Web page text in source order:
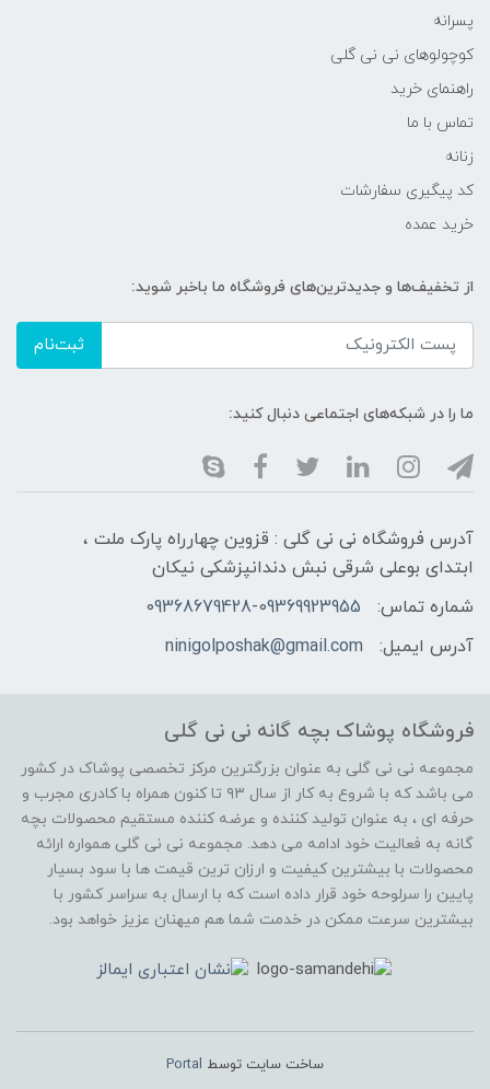
پسرانه
کوچولوهای نی نی گلی
راهنمای خرید
تماس با ما
زنانه
کد پیگیری سفارشات
خرید عمده
از تخفیف‌ها و جدیدترین‌های فروشگاه ما باخبر شوید:
ثبت‌نام
ما را در شبکه‌های اجتماعی دنبال کنید:
آدرس فروشگاه نی نی گلی : قزوین چهارراه پارک ملت ،
ابتدای بوعلی شرقی نبش دندانپزشکی نیکان
شماره تماس:
09368679428-09369923955
آدرس ایمیل:
ninigolposhak@gmail.com
فروشگاه پوشاک بچه گانه نی نی گلی
مجموعه نی نی گلی به عنوان بزرگترین مرکز تخصصی پوشاک در کشور
می باشد که با شروع به کار از سال ۹۳ تا کنون همراه با کادری مجرب و
حرفه ای ، به عنوان تولید کننده و عرضه کننده مستقیم محصولات بچه
گانه به فعالیت خود ادامه می دهد. مجموعه نی نی گلی همواره ارائه
محصولات با بیشترین کیفیت و ارزان ترین قیمت ها با سود بسیار
پایین را سرلوحه خود قرار داده است که با ارسال به سراسر کشور با
بیشترین سرعت ممکن در خدمت شما هم میهنان عزیز خواهد بود.
ساخت سایت توسط Portal